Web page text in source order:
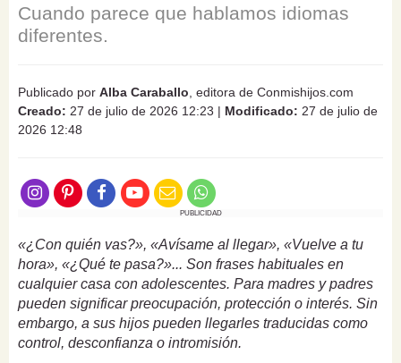
Cuando parece que hablamos idiomas
diferentes.
Publicado por Alba Caraballo , editora de Conmishijos.com
Creado: 27 de julio de 2026 12:23 | Modificado: 27 de julio de
2026 12:48
PUBLICIDAD
«¿Con quién vas?», «Avísame al llegar», «Vuelve a tu
hora», «¿Qué te pasa?»... Son frases habituales en
cualquier casa con adolescentes. Para madres y padres
pueden significar preocupación, protección o interés. Sin
embargo, a sus hijos pueden llegarles traducidas como
control, desconfianza o intromisión.